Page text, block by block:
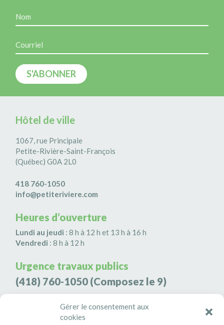
Gérer le consentement aux
cookies
Hôtel de ville
1067, rue Principale
Petite-Rivière-Saint-François
(Québec) G0A 2L0
418 760-1050
info@petiteriviere.com
Heures d’ouverture
Lundi au jeudi : 8 h à 12 h et 13 h à 16 h
Vendredi : 8 h à 12 h
Urgence travaux publics
(418) 760-1050 (Composez le 9)
Agence de sécurité S3K9
(418) 808-9566